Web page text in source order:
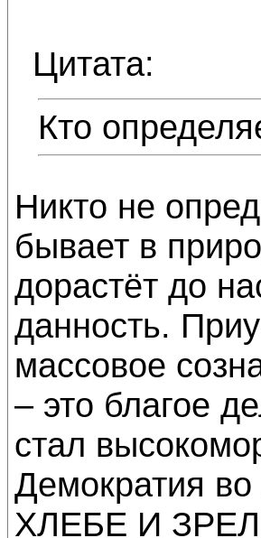
Цитата:
Кто
Никто не
бывает в
дорастёт до
данность.
массовое
– это благое
стал
Демократия
ХЛЕБЕ И